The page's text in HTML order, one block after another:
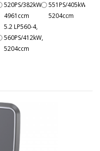
520PS/382kW,
4961ccm
551PS/405kW,
5204ccm
5.2 LP560-4,
560PS/412kW,
5204ccm